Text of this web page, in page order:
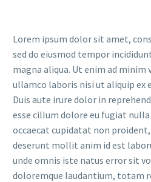
Lorem ipsum dolor sit amet,
sed do eiusmod tempor
magna aliqua. Ut enim ad minim
ullamco laboris nisi ut aliquip ex
Duis aute irure dolor in
esse cillum dolore eu fugiat
occaecat cupidatat non
deserunt mollit anim id est
unde omnis iste natus error sit
doloremque laudantium, totam